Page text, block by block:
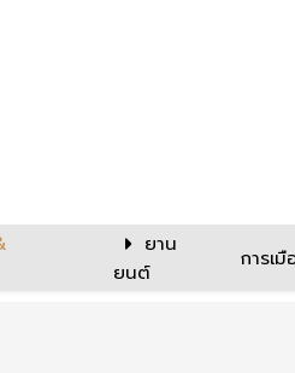
ยาน
ยนต์
การเมื